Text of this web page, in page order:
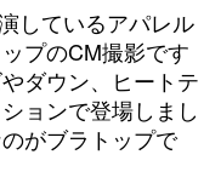
しているアパレル
プのCM撮影です
ダウン、ヒートテ
ョンで登場しまし
がブラトップで